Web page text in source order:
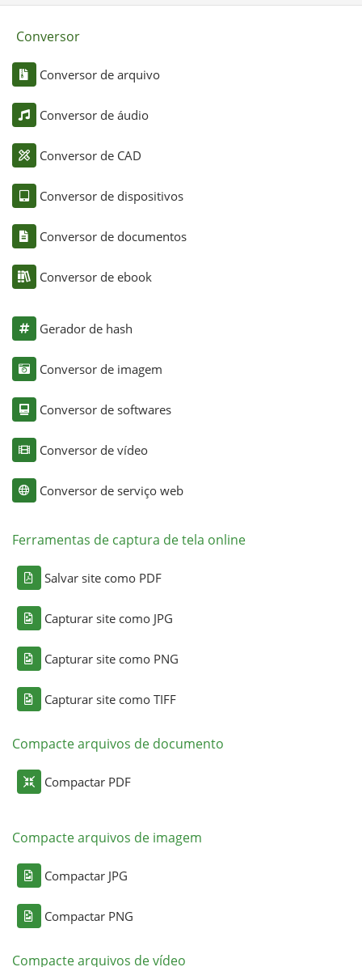
Conversor
Conversor de arquivo
Conversor de áudio
Conversor de CAD
Conversor de dispositivos
Conversor de documentos
Conversor de ebook
Gerador de hash
Conversor de imagem
Conversor de softwares
Conversor de vídeo
Conversor de serviço web
Ferramentas de captura de tela online
Salvar site como PDF
Capturar site como JPG
Capturar site como PNG
Capturar site como TIFF
Compacte arquivos de documento
Compactar PDF
Compacte arquivos de imagem
Compactar JPG
Compactar PNG
Compacte arquivos de vídeo